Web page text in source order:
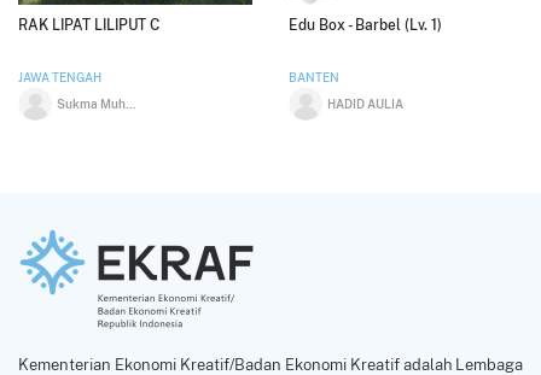
RAK LIPAT LILIPUT C
JAWA TENGAH
Edu Box - Barbel (Lv. 1)
BANTEN
HADID AULIA
Kementerian Ekonomi Kreatif/Badan Ekonomi Kreatif adalah Lembaga